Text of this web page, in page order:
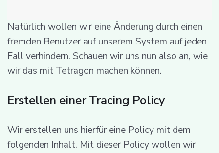
Natürlich wollen wir eine Änderung durch einen
fremden Benutzer auf unserem System auf jeden
Fall verhindern. Schauen wir uns nun also an, wie
wir das mit Tetragon machen können.
Erstellen einer Tracing Policy
Wir erstellen uns hierfür eine Policy mit dem
folgenden Inhalt. Mit dieser Policy wollen wir